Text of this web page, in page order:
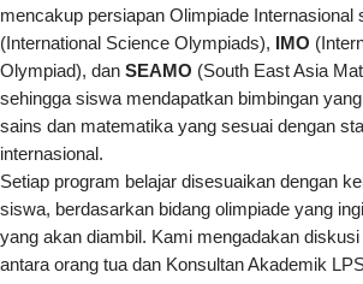
mencakup persiapan Olimpiade Internasional
(International Science Olympiads), IMO
Olympiad), dan SEAMO (South East Asia
sehingga siswa mendapatkan bimbingan
sains dan matematika yang sesuai dengan
internasional.
Setiap program belajar disesuaikan dengan
siswa, berdasarkan bidang olimpiade yang
yang akan diambil. Kami mengadakan
antara orang tua dan Konsultan Akademik